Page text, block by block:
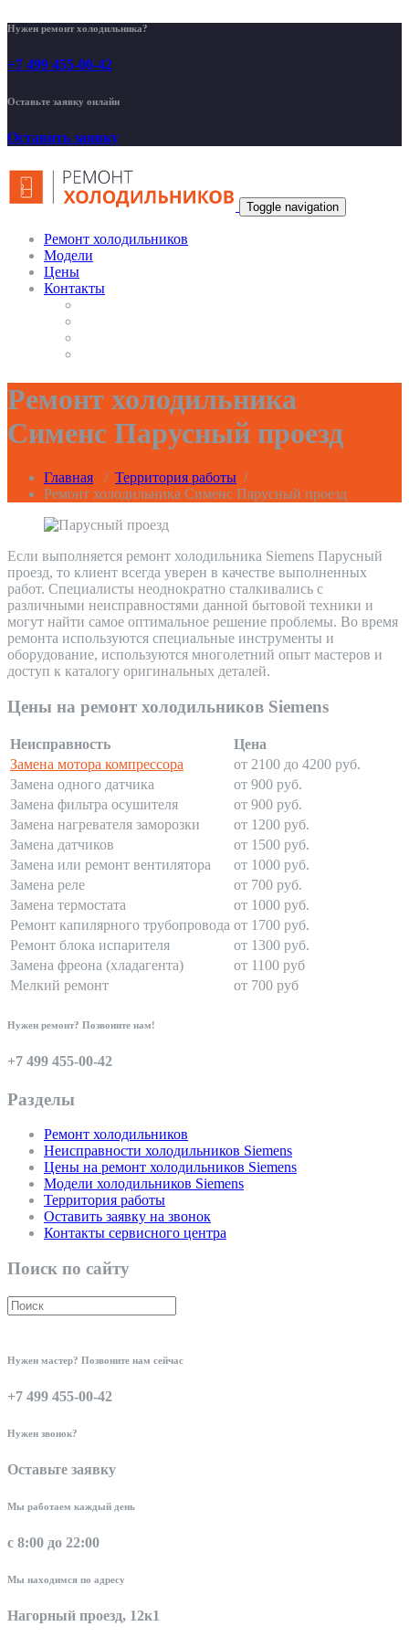
Нужен ремонт холодильника?
+7 499 455-00-42
Оставьте заявку онлайн
Оставить заявку
Toggle navigation
Ремонт холодильников
Модели
Цены
Контакты
Ремонт холодильника
Сименс Парусный проезд
Главная / Территория работы /
Ремонт холодильника Сименс Парусный проезд
Если выполняется ремонт холодильника Siemens Парусный
проезд, то клиент всегда уверен в качестве выполненных
работ. Специалисты неоднократно сталкивались с
различными неисправностями данной бытовой техники и
могут найти самое оптимальное решение проблемы. Во время
ремонта используются специальные инструменты и
оборудование, используются многолетний опыт мастеров и
доступ к каталогу оригинальных деталей.
Цены на ремонт холодильников Siemens
Неисправность
Цена
Замена мотора компрессора
от 2100 до 4200 руб.
Замена одного датчика
от 900 руб.
Замена фильтра осушителя
от 900 руб.
Замена нагревателя заморозки
от 1200 руб.
Замена датчиков
от 1500 руб.
Замена или ремонт вентилятора
от 1000 руб.
Замена реле
от 700 руб.
Замена термостата
от 1000 руб.
Ремонт капилярного трубопровода от 1700 руб.
Ремонт блока испарителя
от 1300 руб.
Замена фреона (хладагента)
от 1100 руб
Мелкий ремонт
от 700 руб
Нужен ремонт? Позвоните нам!
+7 499 455-00-42
Разделы
Ремонт холодильников
Неисправности холодильников Siemens
Цены на ремонт холодильников Siemens
Модели холодильников Siemens
Территория работы
Оставить заявку на звонок
Контакты сервисного центра
Поиск по сайту
Нужен мастер? Позвоните нам сейчас
+7 499 455-00-42
Нужен звонок?
Оставьте заявку
Мы работаем каждый день
с 8:00 до 22:00
Мы находимся по адресу
Нагорный проезд, 12к1